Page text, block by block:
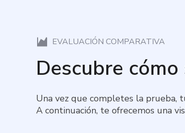
EVALUACIÓN COMPARATIVA
Descubre
Una vez que completes la prueba,
A continuación, te ofrecemos una